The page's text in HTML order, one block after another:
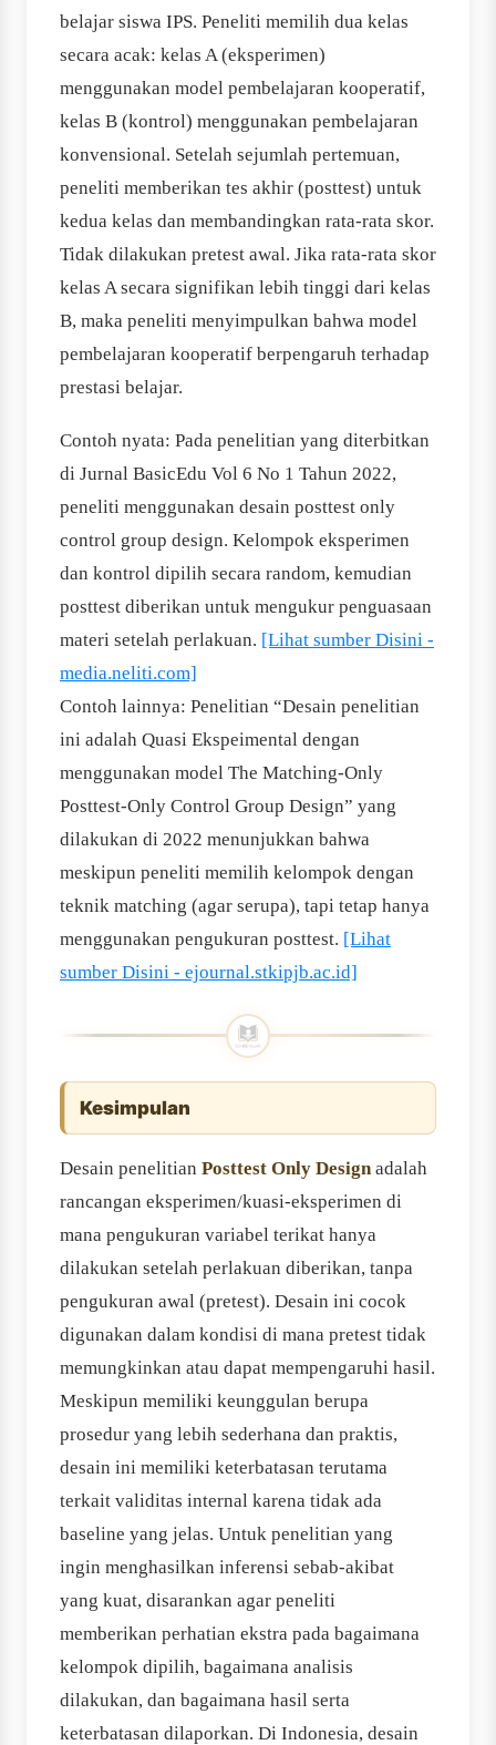
belajar siswa IPS. Peneliti memilih dua kelas
secara acak: kelas A (eksperimen)
menggunakan model pembelajaran kooperatif,
kelas B (kontrol) menggunakan pembelajaran
konvensional. Setelah sejumlah pertemuan,
peneliti memberikan tes akhir (posttest) untuk
kedua kelas dan membandingkan rata-rata skor.
Tidak dilakukan pretest awal. Jika rata-rata skor
kelas A secara signifikan lebih tinggi dari kelas
B, maka peneliti menyimpulkan bahwa model
pembelajaran kooperatif berpengaruh terhadap
prestasi belajar.
Contoh nyata: Pada penelitian yang diterbitkan
di Jurnal BasicEdu Vol 6 No 1 Tahun 2022,
peneliti menggunakan desain posttest only
control group design. Kelompok eksperimen
dan kontrol dipilih secara random, kemudian
posttest diberikan untuk mengukur penguasaan
materi setelah perlakuan. [Lihat sumber Disini -
media.neliti.com]
Contoh lainnya: Penelitian “Desain penelitian
ini adalah Quasi Ekspeimental dengan
menggunakan model The Matching-Only
Posttest-Only Control Group Design” yang
dilakukan di 2022 menunjukkan bahwa
meskipun peneliti memilih kelompok dengan
teknik matching (agar serupa), tapi tetap hanya
menggunakan pengukuran posttest. [Lihat
sumber Disini - ejournal.stkipjb.ac.id]
Kesimpulan
Desain penelitian Posttest Only Design adalah
rancangan eksperimen/kuasi-eksperimen di
mana pengukuran variabel terikat hanya
dilakukan setelah perlakuan diberikan, tanpa
pengukuran awal (pretest). Desain ini cocok
digunakan dalam kondisi di mana pretest tidak
memungkinkan atau dapat mempengaruhi hasil.
Meskipun memiliki keunggulan berupa
prosedur yang lebih sederhana dan praktis,
desain ini memiliki keterbatasan terutama
terkait validitas internal karena tidak ada
baseline yang jelas. Untuk penelitian yang
ingin menghasilkan inferensi sebab-akibat
yang kuat, disarankan agar peneliti
memberikan perhatian ekstra pada bagaimana
kelompok dipilih, bagaimana analisis
dilakukan, dan bagaimana hasil serta
keterbatasan dilaporkan. Di Indonesia, desain